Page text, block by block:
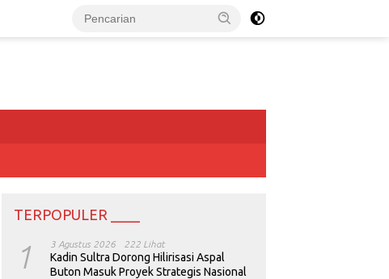
TERPOPULER ____
1 3 Agustus 2026 222 Lihat
Kadin Sultra Dorong Hilirisasi Aspal
Buton Masuk Proyek Strategis Nasional